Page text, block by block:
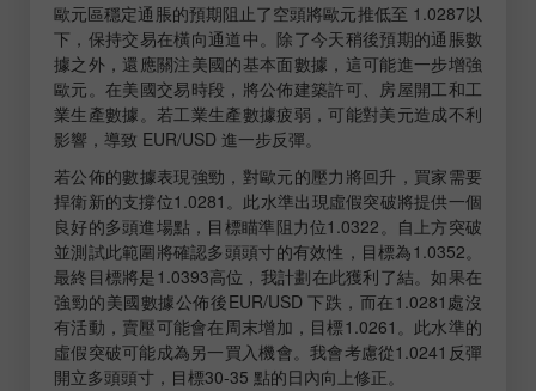
歐元區穩定通脹的預期阻止了空頭將歐元推低至 1.0287以
下，保持交易在橫向通道中。除了今天稍後預期的通脹數
據之外，還應關注美國的基本面數據，這可能進一步增強
歐元。在美國交易時段，將公佈建築許可、房屋開工和工
業生產數據。若工業生產數據疲弱，可能對美元造成不利
影響，導致 EUR/USD 進一步反彈。
若公佈的數據表現強勁，對歐元的壓力將回升，買家需要
捍衛新的支撐位1.0281。此水準出現虛假突破將提供一個
良好的多頭進場點，目標瞄準阻力位1.0322。自上方突破
並測試此範圍將確認多頭頭寸的有效性，目標為1.0352。
最終目標將是1.0393高位，我計劃在此獲利了結。如果在
強勁的美國數據公佈後EUR/USD 下跌，而在1.0281處沒
有活動，賣壓可能會在周末增加，目標1.0261。此水準的
虛假突破可能成為另一買入機會。我會考慮從1.0241反彈
開立多頭頭寸，目標30-35 點的日內向上修正。